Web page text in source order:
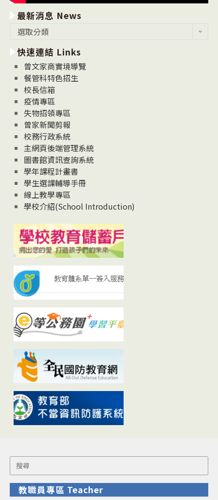
最新消息 News
消
息
News
選取分類
快速連結 Links
曾文家商實境導覽
餐管科特色招生
校長信箱
疫情專區
失物招領專區
曾家新聞剪報
校務行政系統
主網頁後端管理系統
圖書館資訊查詢系統
學年課程計畫書
學生選課輔導手冊
線上教學專區
學校介紹(School Introduction)
Search
for:
教職員專區 Teacher